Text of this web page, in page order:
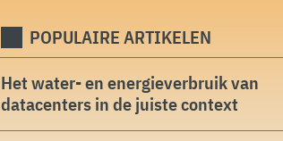
POPULAIRE ARTIKELEN
Het water- en energieverbruik van
datacenters in de juiste context